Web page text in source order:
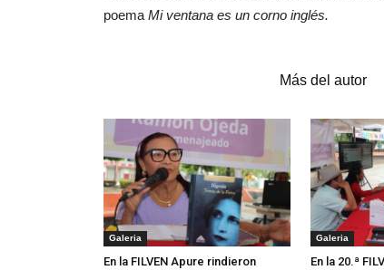
poema Mi ventana es un corno inglés.
Más del autor
Galeria
En la FILVEN Apure rindieron
Galeria
En la 20.ª